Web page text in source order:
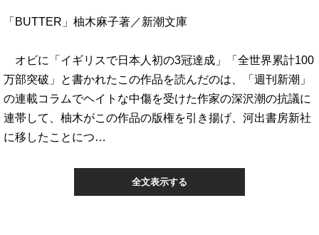
「BUTTER」柚木麻子著／新潮文庫
オビに「イギリスで日本人初の3冠達成」「全世界累計100
万部突破」と書かれたこの作品を読んだのは、「週刊新潮」
の連載コラムでヘイトな中傷を受けた作家の深沢潮の抗議に
連帯して、柚木がこの作品の版権を引き揚げ、河出書房新社
に移したことにつ…
全文表示する